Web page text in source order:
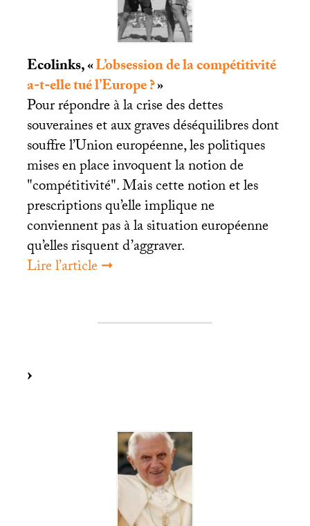
Ecolinks, «L’obsession de la compétitivité
a-t-elle tué l’Europe?»
Pour répondre à la crise des dettes
souveraines et aux graves déséquilibres dont
souffre l’Union européenne, les politiques
mises en place invoquent la notion de
"compétitivité". Mais cette notion et les
prescriptions qu’elle implique ne
conviennent pas à la situation européenne
qu’elles risquent d’aggraver.
Lire l’article ➞